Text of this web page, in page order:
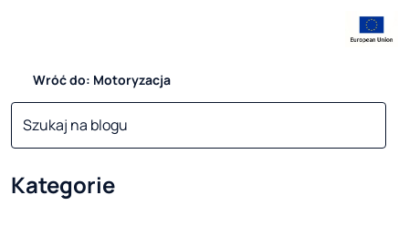
Wróć do: Motoryzacja
Kategorie